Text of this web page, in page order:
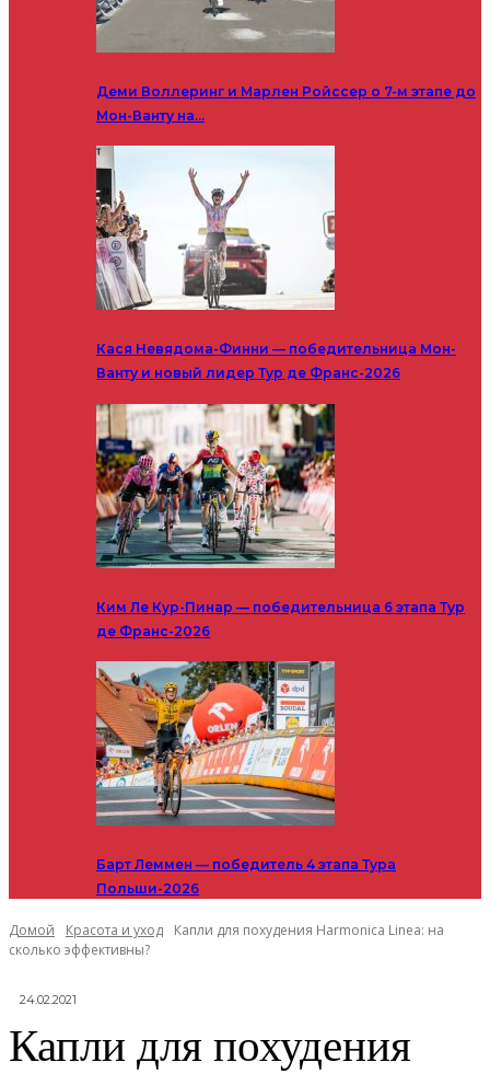
Деми Воллеринг и Марлен Ройссер о 7-м этапе до
Мон-Ванту на…
Кася Невядома-Финни — победительница Мон-
Ванту и новый лидер Тур де Франс-2026
Ким Ле Кур-Пинар — победительница 6 этапа Тур
де Франс-2026
Барт Леммен — победитель 4 этапа Тура
Польши-2026
Домой Красота и уход
Капли для похудения Harmonica Linea: на
сколько эффективны?
24.02.2021
Капли для похудения